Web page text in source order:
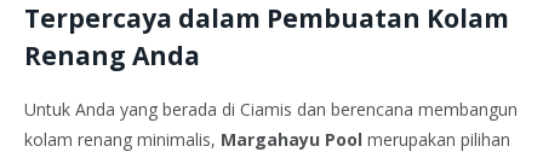
Terpercaya dalam Pembuatan Kolam
Renang Anda
Untuk Anda yang berada di Ciamis dan berencana membangun
kolam renang minimalis, Margahayu Pool merupakan pilihan